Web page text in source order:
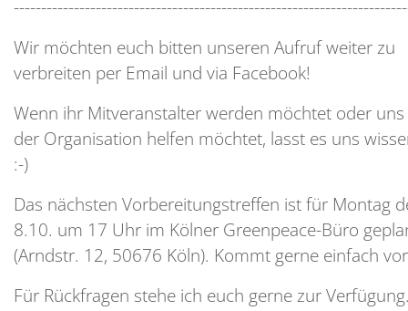
Wir möchten euch bitten unseren Aufruf weiter zu
verbreiten per Email und via Facebook!
Wenn ihr Mitveranstalter werden möchtet oder
der Organisation helfen möchtet, lasst es uns
:-)
Das nächsten Vorbereitungstreffen ist für Montag
8.10. um 17 Uhr im Kölner Greenpeace-Büro
(Arndstr. 12, 50676 Köln). Kommt gerne einfach
Für Rückfragen stehe ich euch gerne zur